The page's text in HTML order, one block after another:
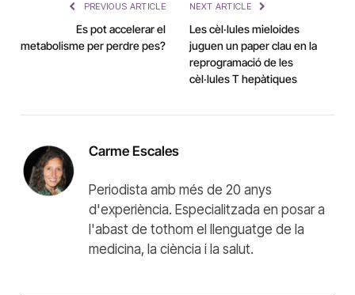
PREVIOUS ARTICLE
Es pot accelerar el
metabolisme per perdre pes?
NEXT ARTICLE
Les cèl·lules mieloides
juguen un paper clau en la
reprogramació de les
cèl·lules T hepàtiques
Carme Escales
Periodista amb més de 20 anys
d'experiència. Especialitzada en posar a
l'abast de tothom el llenguatge de la
medicina, la ciència i la salut.